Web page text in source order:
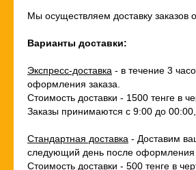
Мы осуществляем доставку заказов
Варианты доставки:
Экспресс-доставка - в течение 3
оформления заказа.
Стоимость доставки - 1500 тенге в
Заказы принимаются с 9:00 до
Стандартная доставка - Доставим
следующий день после оформления
Стоимость доставки - 500 тенге в